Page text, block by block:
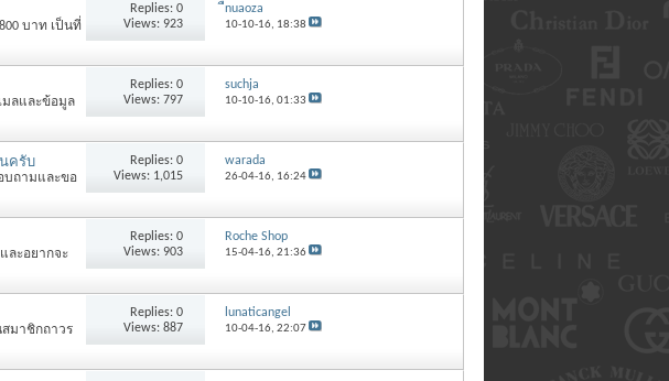
บาท เป็นที่
Replies: 0
Views: 923
ืnuaoza
10-10-16, 18:38
มลและข้อมูล
Replies: 0
Views: 797
suchja
10-10-16, 01:33
ครับ
บถามและขอ
Replies: 0
Views: 1,015
warada
26-04-16, 16:24
ละอยากจะ
Replies: 0
Views: 903
Roche Shop
15-04-16, 21:36
สมาชิกถาวร
Replies: 0
Views: 887
lunaticangel
10-04-16, 22:07